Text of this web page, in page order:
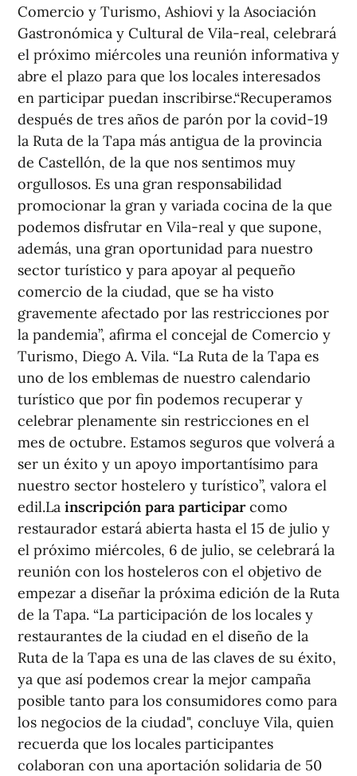
Comercio y Turismo, Ashiovi y la Asociación
Gastronómica y Cultural de Vila-real, celebrará
el próximo miércoles una reunión informativa y
abre el plazo para que los locales interesados
en participar puedan inscribirse.“Recuperamos
después de tres años de parón por la covid-19
la Ruta de la Tapa más antigua de la provincia
de Castellón, de la que nos sentimos muy
orgullosos. Es una gran responsabilidad
promocionar la gran y variada cocina de la que
podemos disfrutar en Vila-real y que supone,
además, una gran oportunidad para nuestro
sector turístico y para apoyar al pequeño
comercio de la ciudad, que se ha visto
gravemente afectado por las restricciones por
la pandemia”, afirma el concejal de Comercio y
Turismo, Diego A. Vila. “La Ruta de la Tapa es
uno de los emblemas de nuestro calendario
turístico que por fin podemos recuperar y
celebrar plenamente sin restricciones en el
mes de octubre. Estamos seguros que volverá a
ser un éxito y un apoyo importantísimo para
nuestro sector hostelero y turístico”, valora el
edil.La inscripción para participarcomo
restaurador estará abierta hasta el 15 de julio y
el próximo miércoles, 6 de julio, se celebrará la
reunión con los hosteleros con el objetivo de
empezar a diseñar la próxima edición de la Ruta
de la Tapa. “La participación de los locales y
restaurantes de la ciudad en el diseño de la
Ruta de la Tapa es una de las claves de su éxito,
ya que así podemos crear la mejor campaña
posible tanto para los consumidores como para
los negocios de la ciudad", concluye Vila, quien
recuerda que los locales participantes
colaboran con una aportación solidaria de 50